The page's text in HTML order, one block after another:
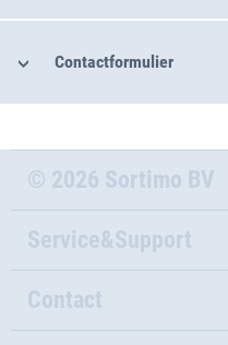
Contactformulier
© 2026 Sortimo BV
Service&Support
Contact